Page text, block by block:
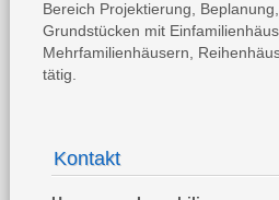
Bereich Projektierung,
Grundstücken mit
Mehrfamilienhäusern,
tätig.
Kontakt